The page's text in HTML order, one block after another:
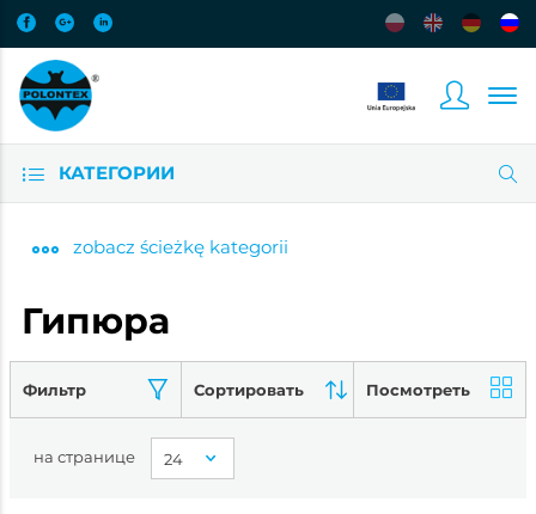
КАТЕГОРИИ
zobacz ścieżkę kategorii
Гипюра
Фильтр Сортировать Посмотреть
на странице